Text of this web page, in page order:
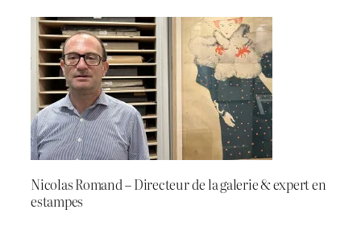
Nicolas Romand – Directeur de la galerie & expert en
estampes